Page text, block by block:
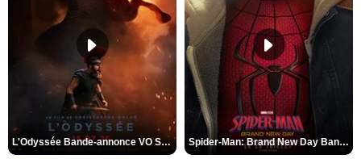
L'Odyssée Bande-annonce VO STFR Spider-Man: Brand New Day Bande-annonce VO STFR